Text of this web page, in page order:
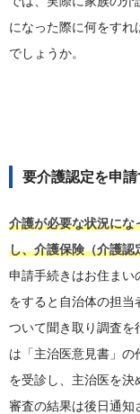
になった際に何をすれ
でしょうか。
要介護認定を申請
介護が必要な状況にな
し、介護保険（介護認
申請手続きはお住まい
をすると自治体の担当
ついて聞き取り調査を
は「主治医意見書」
を受診し、主治医を決
審査の結果は後日通知